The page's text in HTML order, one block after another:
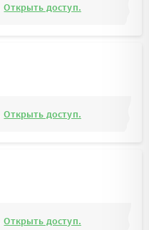
Открыть доступ.
Открыть доступ.
Открыть доступ.